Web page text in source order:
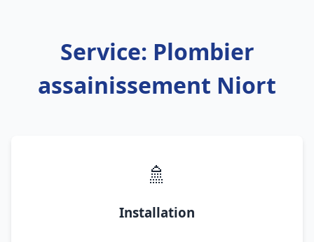
Service: Plombier
assainissement Niort
🚿
Installation